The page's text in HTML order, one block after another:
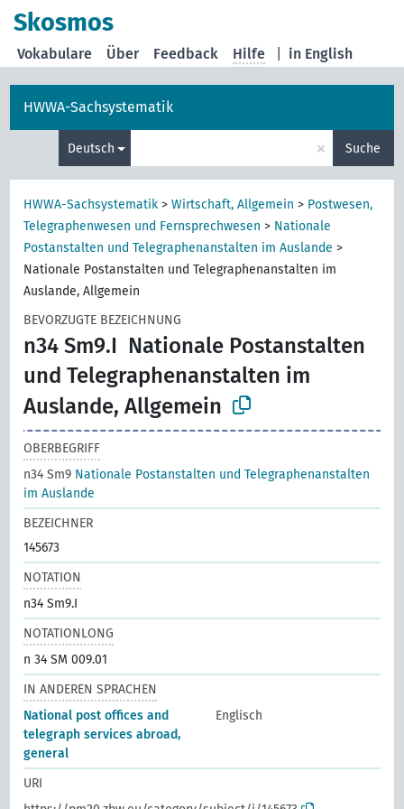
Skosmos
in English
Vokabulare Über Feedback Hilfe
HWWA-Sachsystematik
Deutsch × Suche
HWWA-Sachsystematik >Wirtschaft, Allgemein > Postwesen,
Telegraphenwesen und Fernsprechwesen > Nationale
Postanstalten und Telegraphenanstalten im Auslande >
Nationale Postanstalten und Telegraphenanstalten im
Auslande, Allgemein
BEVORZUGTE BEZEICHNUNG
n34 Sm9.I Nationale Postanstalten
und Telegraphenanstalten im
Auslande, Allgemein
OBERBEGRIFF
n34 Sm9 Nationale Postanstalten und Telegraphenanstalten
im Auslande
BEZEICHNER
145673
NOTATION
n34 Sm9.I
NOTATIONLONG
n 34 SM 009.01
IN ANDEREN SPRACHEN
National post offices and
telegraph services abroad,
general
Englisch
URI